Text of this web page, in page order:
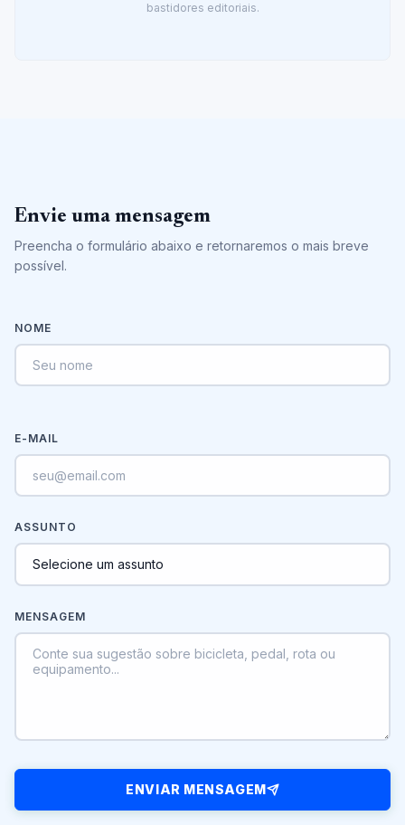
bastidores editoriais.
Envie uma mensagem
Preencha o formulário abaixo e retornaremos o mais breve
possível.
NOME
E-MAIL
ASSUNTO
MENSAGEM
ENVIAR MENSAGEM